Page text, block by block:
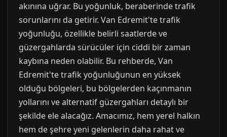
akınına uğrar. Bu yoğunluk, beraberinde trafik
sorunlarını da getirir. Van Edremit'te trafik
yoğunluğu, özellikle belirli saatlerde ve
güzergahlarda sürücüler için ciddi bir zaman
kaybına neden olabilir. Bu rehberde, Van
Edremit'te trafik yoğunluğunun en yüksek
olduğu bölgeleri, bu bölgelerden kaçınmanın
yollarını ve alternatif güzergahları detaylı bir
şekilde ele alacağız. Amacımız, hem yerel halkın
hem de şehre yeni gelenlerin daha rahat ve